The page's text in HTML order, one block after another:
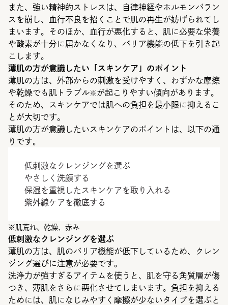
また、強い精神的ストレスは、自律神経やホルモンバラン
スを崩し、血行不良を招くことで肌の再生が妨げられてし
まいます。そのほか、血行が悪化すると、肌に必要な栄養
や酸素が十分に届かなくなり、バリア機能の低下を引き起
こします。
薄肌の方が意識したい「スキンケア」のポイント
薄肌の方は、外部からの刺激を受けやすく、わずかな摩擦
や乾燥でも肌トラブル※ が起こりやすい傾向があります。
そのため、スキンケアでは肌への負担を最小限に抑えるこ
とが大切です。
薄肌の方が意識したいスキンケアのポイントは、以下の通
りです。
低刺激なクレンジングを選ぶ
やさしく洗顔する
保湿を重視したスキンケアを取り入れる
紫外線ケアを徹底する
※肌荒れ、乾燥、赤み
低刺激なクレンジングを選ぶ
薄肌の方は、肌のバリア機能が低下しているため、クレン
ジング選びに注意が必要です。
洗浄力が強すぎるアイテムを使うと、肌を守る角質層が傷
つき、薄肌をさらに悪化させてしまいます。負担を抑える
ためには、肌になじみやすく摩擦が少ないタイプを選ぶと